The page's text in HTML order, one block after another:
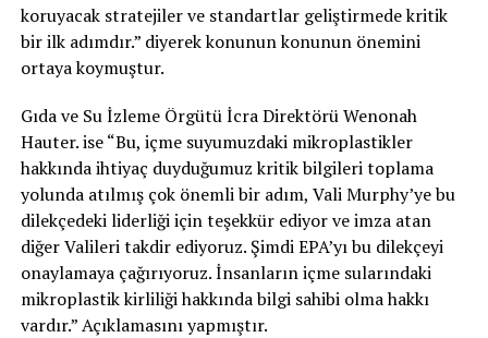
koruyacak stratejiler ve standartlar geliştirmede kritik
bir ilk adımdır.” diyerek konunun konunun önemini
ortaya koymuştur.
Gıda ve Su İzleme Örgütü İcra Direktörü Wenonah
Hauter. ise “Bu, içme suyumuzdaki mikroplastikler
hakkında ihtiyaç duyduğumuz kritik bilgileri toplama
yolunda atılmış çok önemli bir adım, Vali Murphy’ye bu
dilekçedeki liderliği için teşekkür ediyor ve imza atan
diğer Valileri takdir ediyoruz. Şimdi EPA’yı bu dilekçeyi
onaylamaya çağırıyoruz. İnsanların içme sularındaki
mikroplastik kirliliği hakkında bilgi sahibi olma hakkı
vardır.” Açıklamasını yapmıştır.